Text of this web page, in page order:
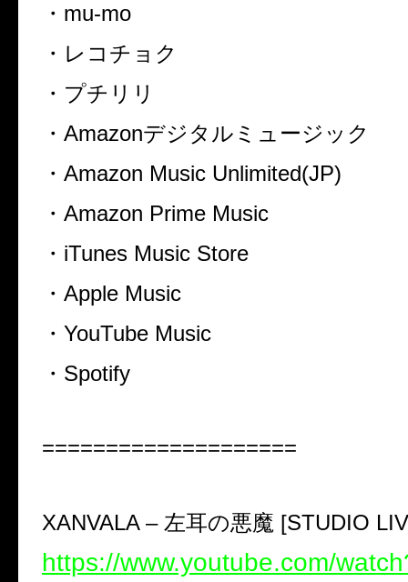
・ mu-mo
・レコチョク
・プチリリ
・ Amazonデジタルミュージック
・ Amazon Music Unlimited(JP)
・ Amazon Prime Music
・ iTunes Music Store
・ Apple Music
・ YouTube Music
・ Spotify
====================
XANVALA – 左耳の悪魔 [STUDIO
https://www.youtube.com/